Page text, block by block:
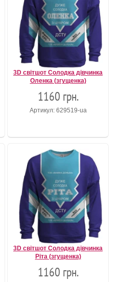
3D світшот Солодка дівчинка
Оленка (згущенка)
1160 грн.
Артикул: 629519-ua
3D світшот Солодка дівчинка
Ріта (згущенка)
1160 грн.